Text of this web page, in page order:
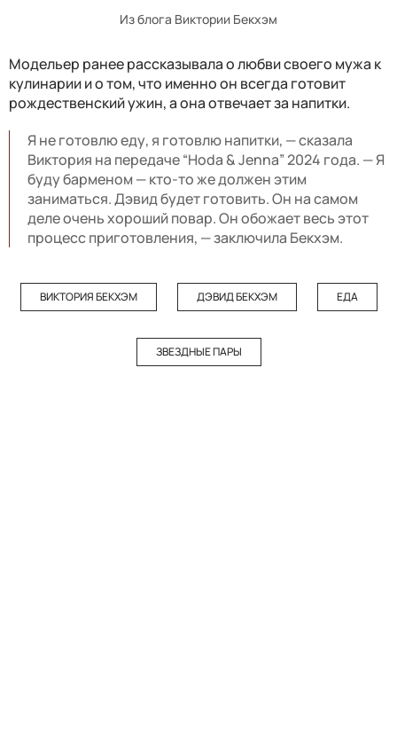
Из блога Виктории Бекхэм
Модельер ранее рассказывала о любви своего мужа к
кулинарии и о том, что именно он всегда готовит
рождественский ужин, а она отвечает за напитки.
Я не готовлю еду, я готовлю напитки, — сказала
Виктория на передаче “Hoda & Jenna” 2024 года. — Я
буду барменом — кто-то же должен этим
заниматься. Дэвид будет готовить. Он на самом
деле очень хороший повар. Он обожает весь этот
процесс приготовления, — заключила Бекхэм.
ВИКТОРИЯ БЕКХЭМ ДЭВИД БЕКХЭМ ЕДА
ЗВЕЗДНЫЕ ПАРЫ